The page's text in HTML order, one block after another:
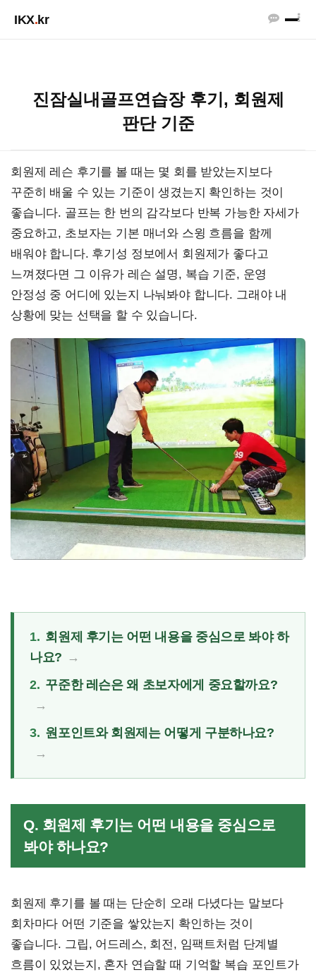
IKX.kr
진잠실내골프연습장 후기, 회원제
판단 기준
회원제 레슨 후기를 볼 때는 몇 회를 받았는지보다
꾸준히 배울 수 있는 기준이 생겼는지 확인하는 것이
좋습니다. 골프는 한 번의 감각보다 반복 가능한 자세가
중요하고, 초보자는 기본 매너와 스윙 흐름을 함께
배워야 합니다. 후기성 정보에서 회원제가 좋다고
느껴졌다면 그 이유가 레슨 설명, 복습 기준, 운영
안정성 중 어디에 있는지 나눠봐야 합니다. 그래야 내
상황에 맞는 선택을 할 수 있습니다.
1. 회원제 후기는 어떤 내용을 중심으로 봐야 하
나요?
2. 꾸준한 레슨은 왜 초보자에게 중요할까요?
3. 원포인트와 회원제는 어떻게 구분하나요?
Q. 회원제 후기는 어떤 내용을 중심으로
봐야 하나요?
회원제 후기를 볼 때는 단순히 오래 다녔다는 말보다
회차마다 어떤 기준을 쌓았는지 확인하는 것이
좋습니다. 그립, 어드레스, 회전, 임팩트처럼 단계별
흐름이 있었는지, 혼자 연습할 때 기억할 복습 포인트가